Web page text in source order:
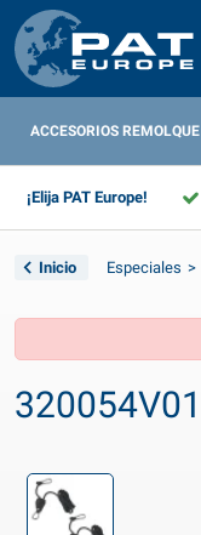
ACCESORIOS REMOLQUE
¡Elija PAT Europe!
Inicio Especiales
320054V01